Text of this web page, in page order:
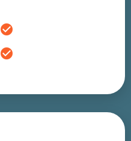
check_circle
check_circle